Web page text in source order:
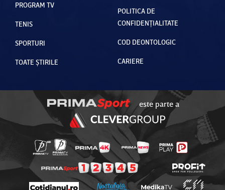
PROGRAM TV
TENIS
SPORTURI
TOATE ȘTIRILE
POLITICA DE
CONFIDENȚIALITATE
COD DEONTOLOGIC
CARIERE
este parte a